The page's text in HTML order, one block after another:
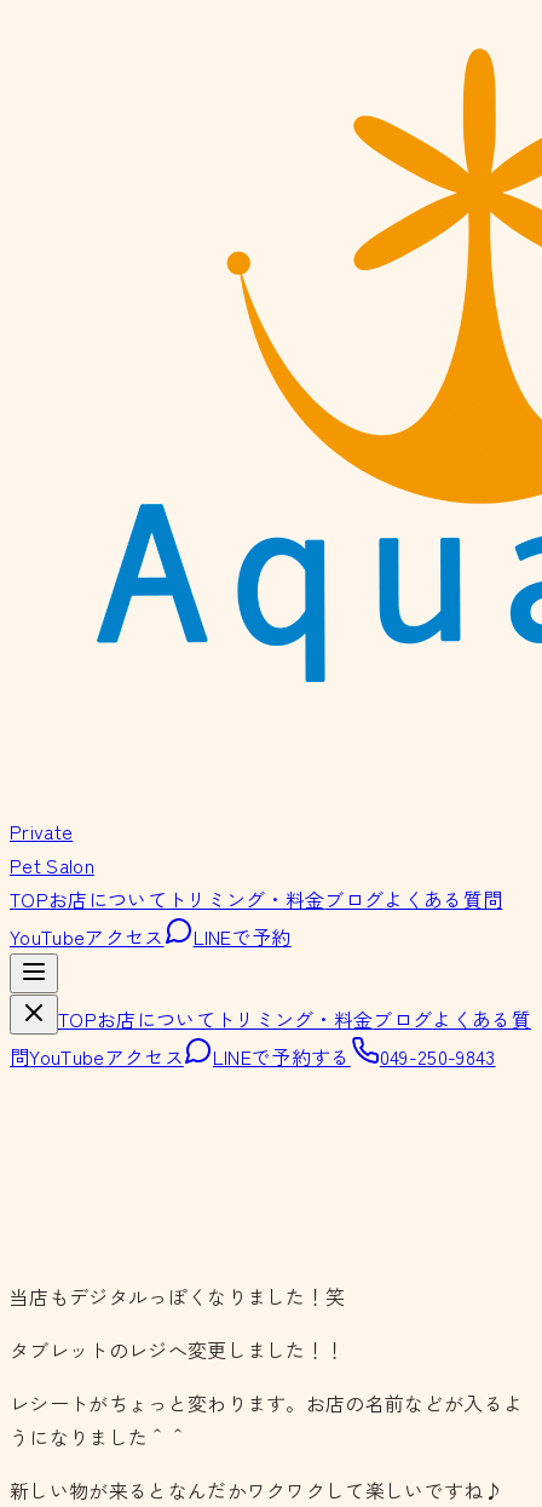
Private
Pet Salon
TOPお店について トリミング・料金ブログよくある質問
YouTubeアクセス LINEで予約
TOPお店について トリミング・料金ブログよくある質
問YouTubeアクセス LINEで予約する 049-250-9843
当店もデジタルっぽくなりました！笑
タブレットのレジへ変更しました！！
レシートがちょっと変わります。お店の名前などが入るよ
うになりました＾＾
新しい物が来るとなんだかワクワクして楽しいですね♪